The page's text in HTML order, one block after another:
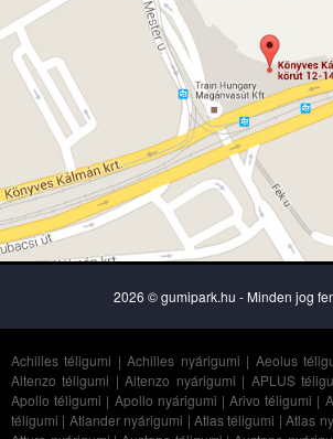
2026 © gumipark.hu - Minden jog
Achilles téligumi |Achilles nyárigumi | Aeolus
Altenzo téligumi |Altenzo nyárigumi | APLUS
Apollo téligumi | Apollo nyárigumi |Arivo téligumi |
téligumi | Atlander nyárigumi | Atlas téligumi |Atlas